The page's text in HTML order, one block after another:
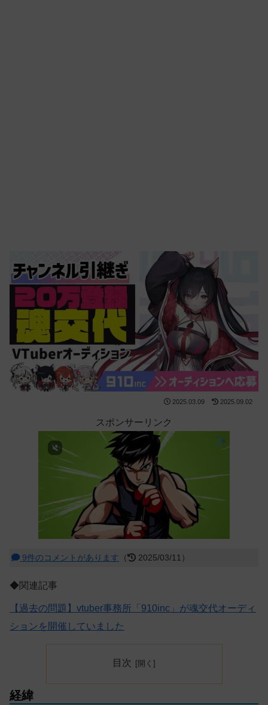
2025.03.09 2025.09.02
スポンサーリンク
9件のコメントがあります （ 2025/03/11）
◆関連記事
【過去の問題】vtuber事務所「910inc」が魂交代オーディ
ションを開催していました
目次
経緯